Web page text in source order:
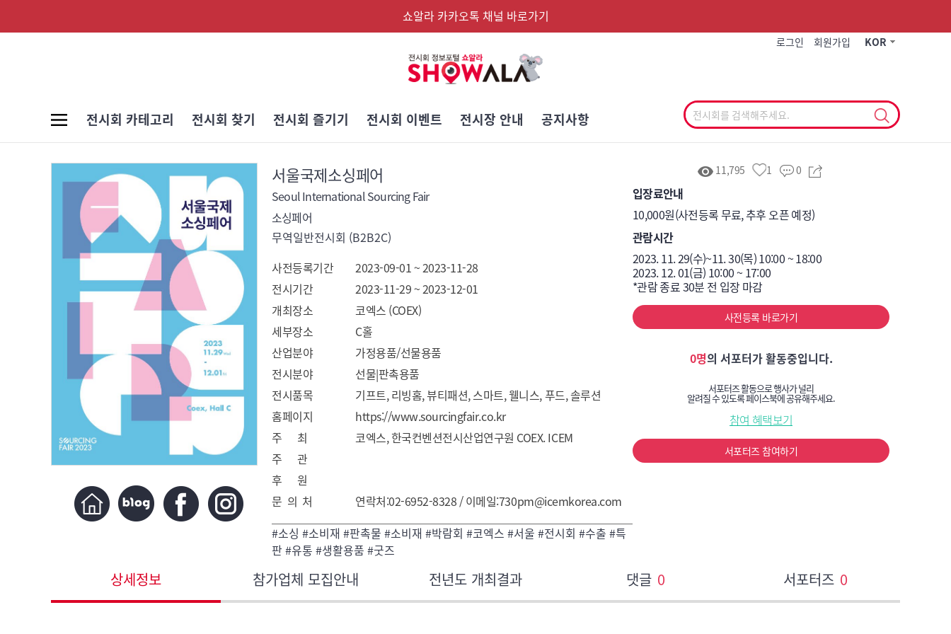
쇼알라 카카오톡 채널 바로가기
로그인 회원가입 KOR
전시회 카테고리 전시회 찾기 전시회 즐기기 전시회 이벤트 전시장 안내 공지사항
서울국제소싱페어
Seoul International Sourcing Fair
소싱페어
무역일반전시회 (B2B2C)
사전등록기간
2023-09-01 ~ 2023-11-28
전시기간
2023-11-29 ~ 2023-12-01
개최장소
코엑스 (COEX)
세부장소
C홀
산업분야
가정용품/선물용품
전시분야
선물|판촉용품
전시품목
기프트, 리빙홈, 뷰티패션, 스마트, 웰니스, 푸드, 솔루션
홈페이지
https://www.sourcingfair.co.kr
주 최
코엑스, 한국컨벤션전시산업연구원 COEX. ICEM
주 관
후 원
문 의 처
연락처:02-6952-8328 / 이메일:730pm@icemkorea.com
#소싱 #소비재 #판촉물 #소비재 #박람회 #코엑스 #서울 #전시회 #수출 #특
판 #유통 #생활용품 #굿즈
11,795 1 0
입장료안내
10,000원(사전등록 무료, 추후 오픈 예정)
관람시간
2023. 11. 29(수)~11. 30(목) 10:00 ~ 18:00
2023. 12. 01(금) 10:00 ~ 17:00
사전등록 바로가기
0명의 서포터가 활동중입니다.
서포터즈 활동으로 행사가 널리
알려질 수 있도록 페이스북에 공유해주세요.
참여 혜택보기
서포터즈 참여하기
상세정보 참가업체 모집안내 전년도 개최결과 댓글 0 서포터즈 0